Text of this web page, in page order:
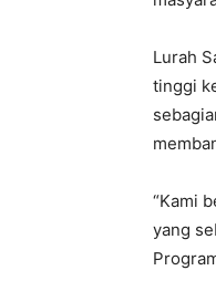
Lurah
tinggi
“Kami
yang